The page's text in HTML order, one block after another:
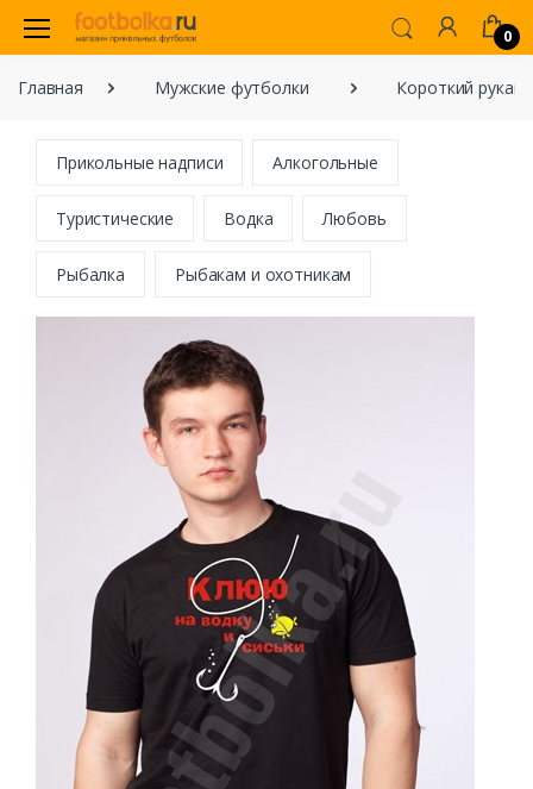
0
Главная Мужские футболки Короткий рукав
Прикольные надписи Алкогольные
Туристические Водка Любовь
Рыбалка Рыбакам и охотникам